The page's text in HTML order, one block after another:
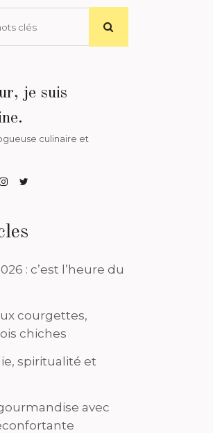
je suis
culinaire et
: c’est l’heure du
courgettes,
chiches
spiritualité et
avec